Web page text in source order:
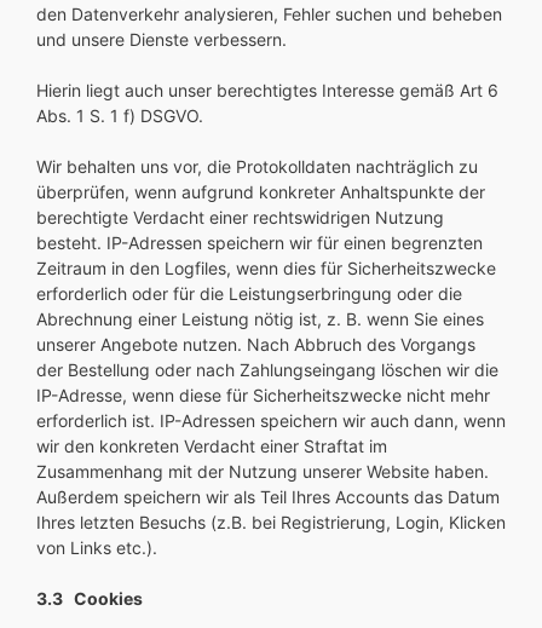
den Datenverkehr analysieren, Fehler suchen und beheben
und unsere Dienste verbessern.
Hierin liegt auch unser berechtigtes Interesse gemäß Art 6
Abs. 1 S. 1 f) DSGVO.
Wir behalten uns vor, die Protokolldaten nachträglich zu
überprüfen, wenn aufgrund konkreter Anhaltspunkte der
berechtigte Verdacht einer rechtswidrigen Nutzung
besteht. IP-Adressen speichern wir für einen begrenzten
Zeitraum in den Logfiles, wenn dies für Sicherheitszwecke
erforderlich oder für die Leistungserbringung oder die
Abrechnung einer Leistung nötig ist, z. B. wenn Sie eines
unserer Angebote nutzen. Nach Abbruch des Vorgangs
der Bestellung oder nach Zahlungseingang löschen wir die
IP-Adresse, wenn diese für Sicherheitszwecke nicht mehr
erforderlich ist. IP-Adressen speichern wir auch dann, wenn
wir den konkreten Verdacht einer Straftat im
Zusammenhang mit der Nutzung unserer Website haben.
Außerdem speichern wir als Teil Ihres Accounts das Datum
Ihres letzten Besuchs (z.B. bei Registrierung, Login, Klicken
von Links etc.).
3.3 Cookies